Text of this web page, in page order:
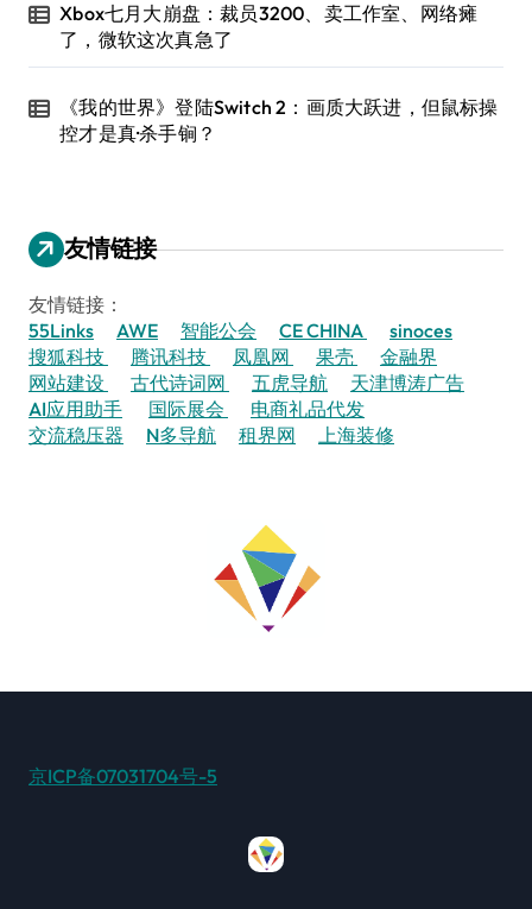
Xbox七月大崩盘：裁员3200、卖工作室、网络瘫
了，微软这次真急了
《我的世界》登陆Switch 2：画质大跃进，但鼠标操
控才是真·杀手锏？
友情链接
友情链接：
55Links
AWE 智能公会 CE CHINA
sinoces
搜狐科技
腾讯科技 凤凰网 果壳
金融界
网站建设
古代诗词网 五虎导航
天津博涛广告
AI应用助手
国际展会
电商礼品代发
交流稳压器
N多导航 租界网 上海装修
京ICP备07031704号-5